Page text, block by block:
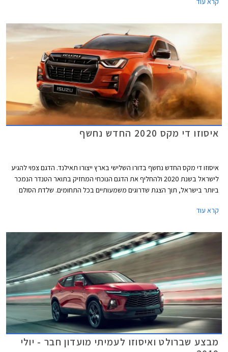
דרישות הבטיחות העומדות בפני היצרנים.
איסוזו די מקס 2020 החדש נחשף
איסוזו די מקס החדש נחשף בדורו השלישי בארץ ייצורו תאילנד. הדגם צפוי להגיע
לישראל בשנת 2020 ולהחליף את הדגם הנוכחי המחזיק בתואר הטנדר הנמכר
ביותר בישראל, תוך הצגת שדרוגים משמעותיים בכל התחומים. שלדת הסולם
קרא עוד
מבצע שברולט ואיסוזו לעמיתי מועדון חבר - יולי